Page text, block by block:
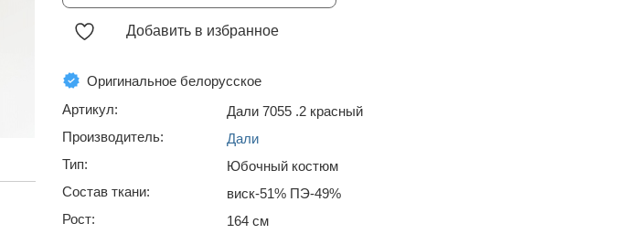
Добавить в избранное
Оригинальное белорусское
Артикул:
Дали 7055 .2 красный
Производитель:
Дали
Тип:
Юбочный костюм
Состав ткани:
виск-51% ПЭ-49%
Рост:
164 см